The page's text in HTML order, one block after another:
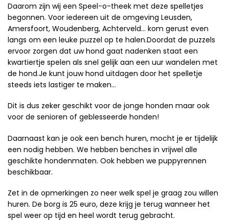
Daarom zijn wij een Speel-o-theek met deze spelletjes
begonnen. Voor iedereen uit de omgeving Leusden,
Amersfoort, Woudenberg, Achterveld… kom gerust even
langs om een leuke puzzel op te halen.Doordat de puzzels
ervoor zorgen dat uw hond gaat nadenken staat een
kwartiertje spelen als snel gelijk aan een uur wandelen met
de hond.Je kunt jouw hond uitdagen door het spelletje
steeds iets lastiger te maken…
Dit is dus zeker geschikt voor de jonge honden maar ook
voor de senioren of geblesseerde honden!
Daarnaast kan je ook een bench huren, mocht je er tijdelijk
een nodig hebben. We hebben benches in vrijwel alle
geschikte hondenmaten. Ook hebben we puppyrennen
beschikbaar.
Zet in de opmerkingen zo neer welk spel je graag zou willen
huren. De borg is 25 euro, deze krijg je terug wanneer het
spel weer op tijd en heel wordt terug gebracht.